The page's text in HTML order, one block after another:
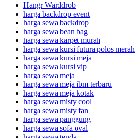
Hangr Warddrob
harga backdrop event
harga sewa backdrop
harga sewa bean bag
harga sewa karpet murah
harga sewa kursi futura polos merah
harga sewa kursi meja
harga sewa kursi vip
harga sewa meja
harga sewa meja ibm terbaru
harga sewa meja kotak
harga sewa misty cool
harga sewa misty fan
harga sewa panggung
harga sewa sofa oval